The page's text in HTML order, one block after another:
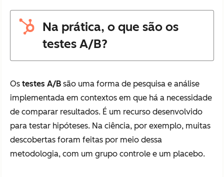
Na prática, o que são os
testes A/B?
Os testes A/B são uma forma de pesquisa e análise
implementada em contextos em que há a necessidade
de comparar resultados. É um recurso desenvolvido
para testar hipóteses. Na ciência, por exemplo, muitas
descobertas foram feitas por meio dessa
metodologia, com um grupo controle e um placebo.